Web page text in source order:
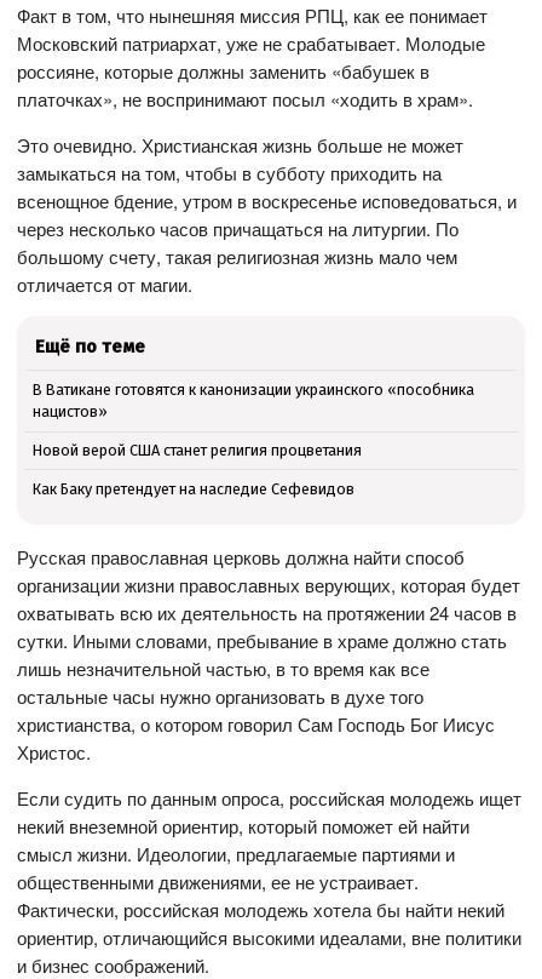
Факт в том, что нынешняя миссия РПЦ, как ее понимает
Московский патриархат, уже не срабатывает. Молодые
россияне, которые должны заменить «бабушек в
платочках», не воспринимают посыл «ходить в храм».
Это очевидно. Христианская жизнь больше не может
замыкаться на том, чтобы в субботу приходить на
всенощное бдение, утром в воскресенье исповедоваться, и
через несколько часов причащаться на литургии. По
большому счету, такая религиозная жизнь мало чем
отличается от магии.
Ещё по теме
В Ватикане готовятся к канонизации украинского «пособника
нацистов»
Новой верой США станет религия процветания
Как Баку претендует на наследие Сефевидов
Русская православная церковь должна найти способ
организации жизни православных верующих, которая будет
охватывать всю их деятельность на протяжении 24 часов в
сутки. Иными словами, пребывание в храме должно стать
лишь незначительной частью, в то время как все
остальные часы нужно организовать в духе того
христианства, о котором говорил Сам Господь Бог Иисус
Христос.
Если судить по данным опроса, российская молодежь ищет
некий внеземной ориентир, который поможет ей найти
смысл жизни. Идеологии, предлагаемые партиями и
общественными движениями, ее не устраивает.
Фактически, российская молодежь хотела бы найти некий
ориентир, отличающийся высокими идеалами, вне политики
и бизнес соображений.